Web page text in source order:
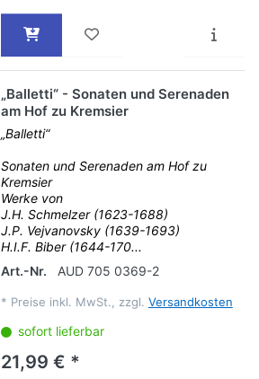
„Balletti“ - Sonaten und Serenaden
am Hof zu Kremsier
„Balletti“
Sonaten und Serenaden am Hof zu
Kremsier
Werke von
J.H. Schmelzer (1623-1688)
J.P. Vejvanovsky (1639-1693)
H.I.F. Biber (1644-170...
Art.-Nr.
AUD 705 0369-2
* Preise inkl. MwSt., zzgl. Versandkosten
sofort lieferbar
21,99 € *